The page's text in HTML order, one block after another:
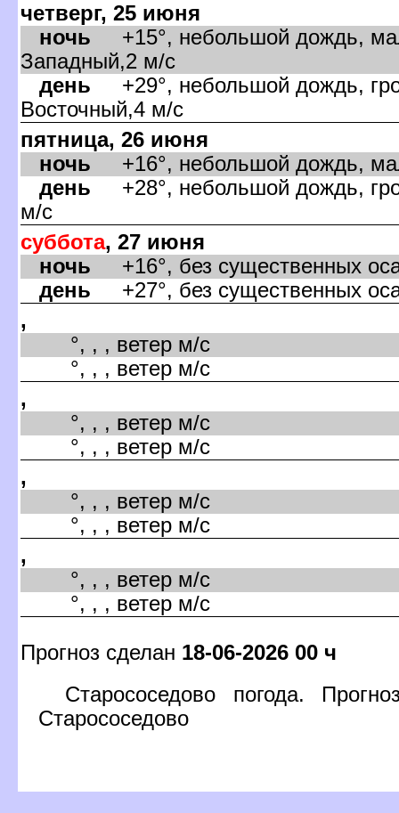
четверг, 25 июня
ночь +15°, небольшой дождь,
Западный,2 м/с
день +29°, небольшой дождь,
осточный,4 м/с
пятница, 26 июня
ночь +16°, небольшой дождь,
день +28°, небольшой дождь,
м/с
суббота, 27 июня
ночь +16°, без существенных
день +27°, без существенных
,
°, , , ветер м/с
°, , , ветер м/с
,
°, , , ветер м/с
°, , , ветер м/с
,
°, , , ветер м/с
°, , , ветер м/с
,
°, , , ветер м/с
°, , , ветер м/с
Прогноз сделан 18-06-2026 00 ч
Старососедово погода.
Старососедово